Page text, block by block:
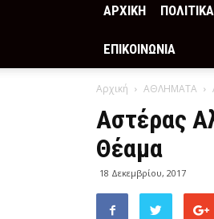
ΑΡΧΙΚΗ ΠΟΛΙΤΙΚΑ
ΕΠΙΚΟΙΝΩΝΙΑ
Αρχική ΑΘΛΗΜΑΤΑ
Αστέρας
Θέαμα
18 Δεκεμβρίου, 2017